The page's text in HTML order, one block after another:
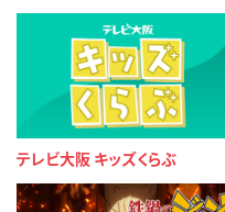
テレビ大阪 キッズくらぶ